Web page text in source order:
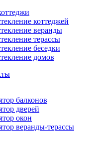
коттеджей
веранды
терассы
беседки
домов
балконов
дверей
окон
веранды-терассы